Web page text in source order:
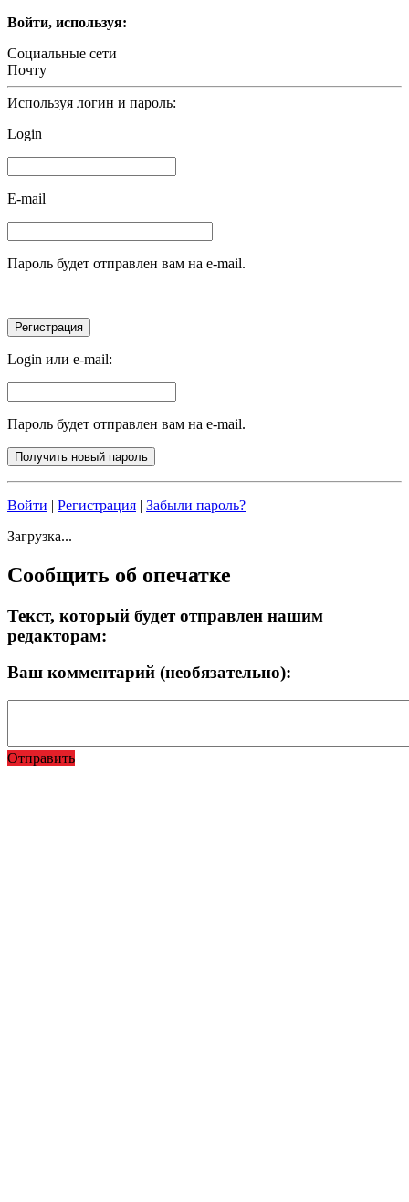
Войти, используя:
Социальные сети
Почту
Используя логин и пароль:
Login
E-mail
Пароль будет отправлен вам на e-mail.
Login или e-mail:
Пароль будет отправлен вам на e-mail.
Войти | Регистрация | Забыли пароль?
Загрузка...
Сообщить об опечатке
Текст, который будет отправлен нашим
редакторам:
Ваш комментарий (необязательно):
Отправить